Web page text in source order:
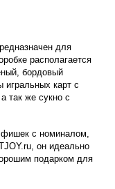
для
располагается
бордовый
игральных карт с
так же сукно с
с номиналом,
он идеально
подарком для